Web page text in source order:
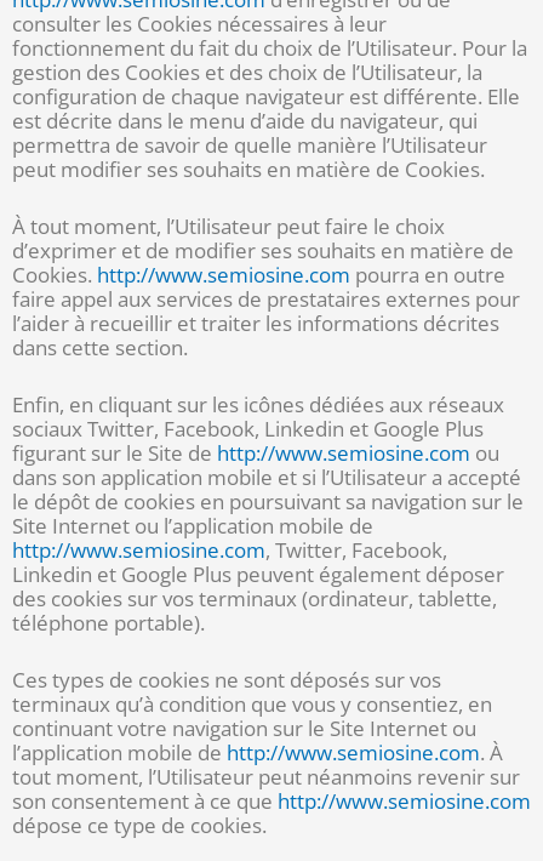
consulter les Cookies nécessaires à leur
fonctionnement du fait du choix de l’Utilisateur. Pour la
gestion des Cookies et des choix de l’Utilisateur, la
configuration de chaque navigateur est différente. Elle
est décrite dans le menu d’aide du navigateur, qui
permettra de savoir de quelle manière l’Utilisateur
peut modifier ses souhaits en matière de Cookies.
À tout moment, l’Utilisateur peut faire le choix
d’exprimer et de modifier ses souhaits en matière de
Cookies. http://www.semiosine.com pourra en outre
faire appel aux services de prestataires externes pour
l’aider à recueillir et traiter les informations décrites
dans cette section.
Enfin, en cliquant sur les icônes dédiées aux réseaux
sociaux Twitter, Facebook, Linkedin et Google Plus
figurant sur le Site de http://www.semiosine.com ou
dans son application mobile et si l’Utilisateur a accepté
le dépôt de cookies en poursuivant sa navigation sur le
Site Internet ou l’application mobile de
http://www.semiosine.com, Twitter, Facebook,
Linkedin et Google Plus peuvent également déposer
des cookies sur vos terminaux (ordinateur, tablette,
téléphone portable).
Ces types de cookies ne sont déposés sur vos
terminaux qu’à condition que vous y consentiez, en
continuant votre navigation sur le Site Internet ou
l’application mobile de http://www.semiosine.com. À
tout moment, l’Utilisateur peut néanmoins revenir sur
son consentement à ce que http://www.semiosine.com
dépose ce type de cookies.